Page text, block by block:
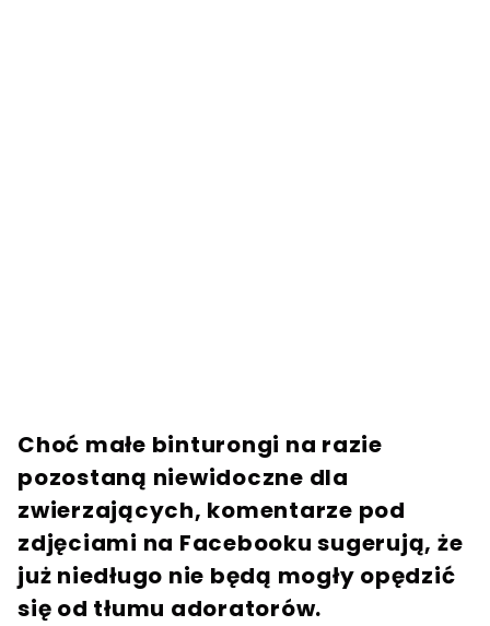
Choć małe binturongi na razie
pozostaną niewidoczne dla
zwierzających, komentarze pod
zdjęciami na Facebooku sugerują, że
już niedługo nie będą mogły opędzić
się od tłumu adoratorów.